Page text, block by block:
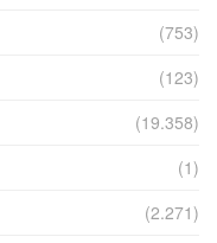
(753)
(123)
(19.358)
(1)
(2.271)